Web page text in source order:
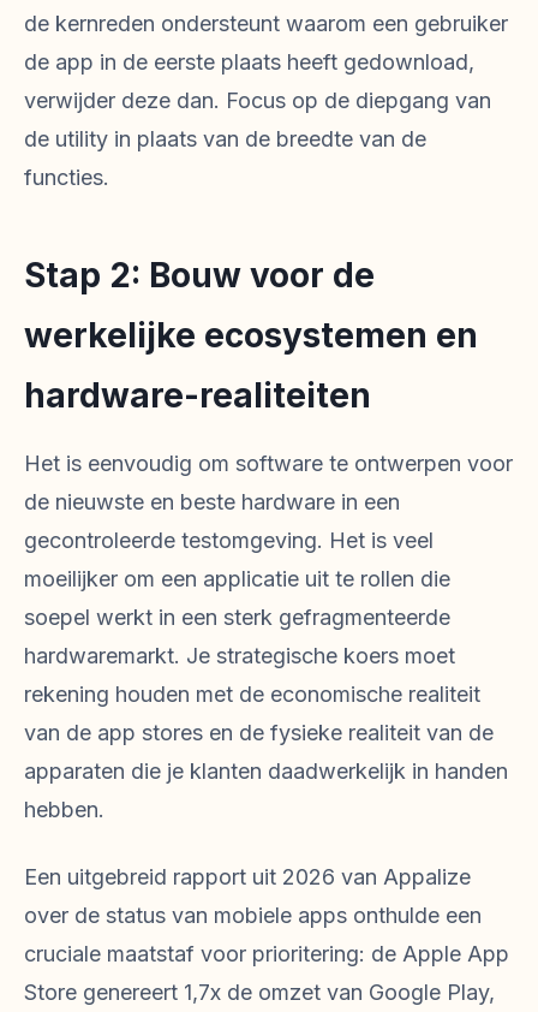
de kernreden ondersteunt waarom een gebruiker
de app in de eerste plaats heeft gedownload,
verwijder deze dan. Focus op de diepgang van
de utility in plaats van de breedte van de
functies.
Stap 2: Bouw voor de
werkelijke ecosystemen en
hardware-realiteiten
Het is eenvoudig om software te ontwerpen voor
de nieuwste en beste hardware in een
gecontroleerde testomgeving. Het is veel
moeilijker om een applicatie uit te rollen die
soepel werkt in een sterk gefragmenteerde
hardwaremarkt. Je strategische koers moet
rekening houden met de economische realiteit
van de app stores en de fysieke realiteit van de
apparaten die je klanten daadwerkelijk in handen
hebben.
Een uitgebreid rapport uit 2026 van Appalize
over de status van mobiele apps onthulde een
cruciale maatstaf voor prioritering: de Apple App
Store genereert 1,7x de omzet van Google Play,